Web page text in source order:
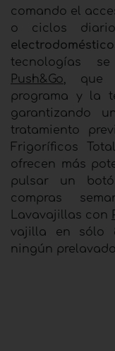
comando el
o ciclos
tecnologías
Push&Go, que
programa y la
garantizando
tratamiento
Frigoríficos
ofrecen más
pulsar un
compras
Lavavajillas con
vajilla en sólo
ningún